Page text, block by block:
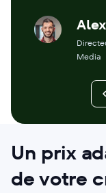
Media
Un prix
de votre